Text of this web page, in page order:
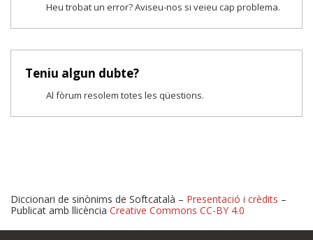
Heu trobat un error? Aviseu-nos si veieu cap problema.
Teniu algun dubte?
Al fòrum resolem totes les qüestions.
Diccionari de sinònims de Softcatalà – Presentació i crèdits –
Publicat amb llicència Creative Commons CC-BY 4.0